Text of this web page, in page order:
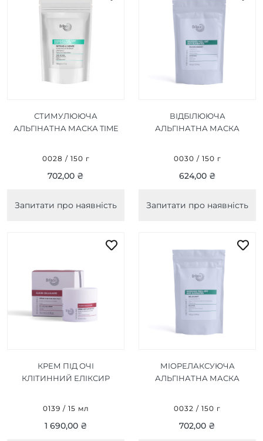
СТИМУЛЮЮЧА
АЛЬГІНАТНА МАСКА TIME
0028 / 150 г
702,00 ₴
Запитати про наявність
ВІДБІЛЮЮЧА
АЛЬГІНАТНА МАСКА
0030 / 150 г
624,00 ₴
Запитати про наявність
КРЕМ ПІД ОЧІ
КЛІТИННИЙ ЕЛІКСИР
0139 / 15 мл
1 690,00 ₴
МІОРЕЛАКСУЮЧА
АЛЬГІНАТНА МАСКА
0032 / 150 г
702,00 ₴